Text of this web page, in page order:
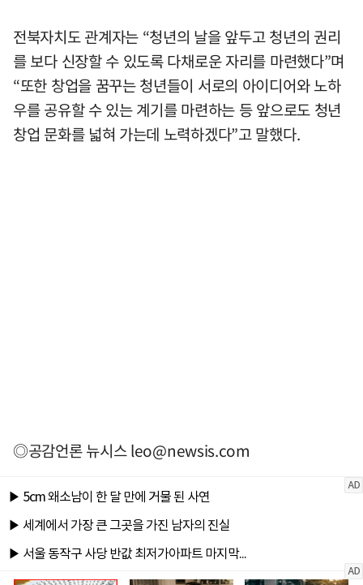
전북자치도 관계자는 “청년의 날을 앞두고 청년의 권리
를 보다 신장할 수 있도록 다채로운 자리를 마련했다”며
“또한 창업을 꿈꾸는 청년들이 서로의 아이디어와 노하
우를 공유할 수 있는 계기를 마련하는 등 앞으로도 청년
창업 문화를 넓혀 가는데 노력하겠다”고 말했다.
◎공감언론 뉴시스leo@newsis.com